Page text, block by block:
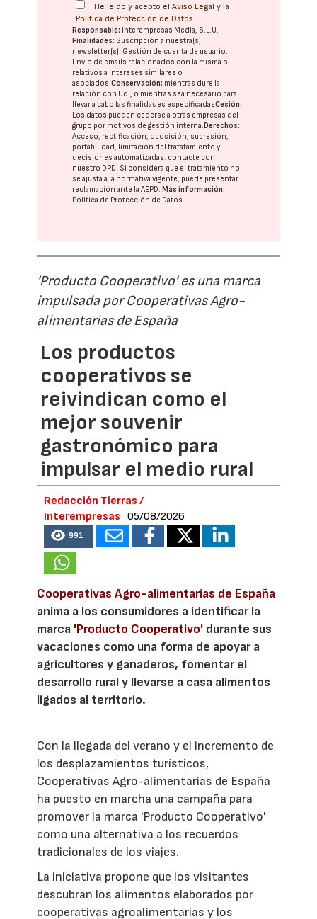
He leído y acepto elAviso Legal y la
Política de Protección de Datos
Responsable: Interempresas Media, S.L.U.
Finalidades: Suscripción a nuestra(s)
newsletter(s). Gestión de cuenta de usuario.
Envío de emails relacionados con la misma o
relativos a intereses similares o
asociados.Conservación: mientras dure la
relación con Ud., o mientras sea necesario para
llevar a cabo las finalidades especificadasCesión:
Los datos pueden cederse a otras empresas del
grupo por motivos de gestión interna.Derechos:
Acceso, rectificación, oposición, supresión,
portabilidad, limitación del tratatamiento y
decisiones automatizadas: contacte con
nuestro DPD. Si considera que el tratamiento no
se ajusta a la normativa vigente, puede presentar
reclamación ante laAEPD.Más información:
Política de Protección de Datos
'Producto Cooperativo' es una marca
impulsada por Cooperativas Agro-
alimentarias de España
Los productos
cooperativos se
reivindican como el
mejor souvenir
gastronómico para
impulsar el medio rural
Redacción Tierras /
Interempresas
05/08/2026
991
Cooperativas Agro-alimentarias de España
anima a los consumidores a identificar la
marca 'Producto Cooperativo' durante sus
vacaciones como una forma de apoyar a
agricultores y ganaderos, fomentar el
desarrollo rural y llevarse a casa alimentos
ligados al territorio.
Con la llegada del verano y el incremento de
los desplazamientos turísticos,
Cooperativas Agro-alimentarias de España
ha puesto en marcha una campaña para
promover la marca 'Producto Cooperativo'
como una alternativa a los recuerdos
tradicionales de los viajes.
La iniciativa propone que los visitantes
descubran los alimentos elaborados por
cooperativas agroalimentarias y los